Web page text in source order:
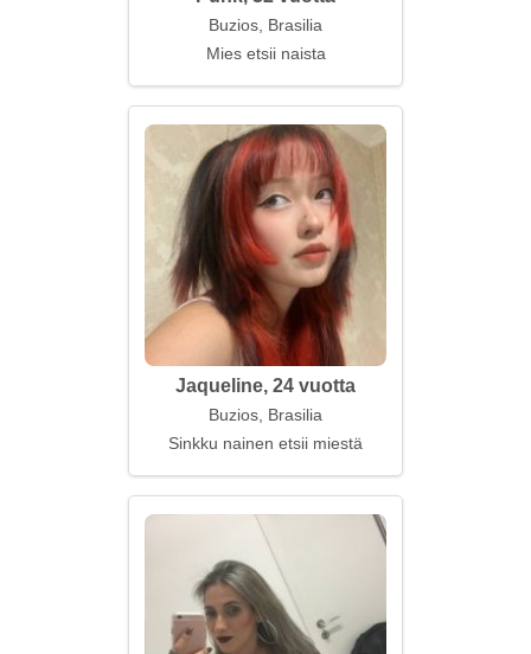
Buzios, Brasilia
Mies etsii naista
Jaqueline, 24 vuotta
Buzios, Brasilia
Sinkku nainen etsii miestä